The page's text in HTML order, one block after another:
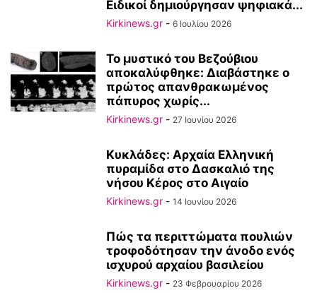
Ειδικοί δημιούργησαν ψηφιακά...
Kirkinews.gr - 6 Ιουλίου 2026
Το μυστικό του Βεζούβιου
αποκαλύφθηκε: Διαβάστηκε ο
πρώτος απανθρακωμένος
πάπυρος χωρίς...
Kirkinews.gr - 27 Ιουνίου 2026
Κυκλάδες: Αρχαία Ελληνική
πυραμίδα στο Δασκαλιό της
νήσου Κέρος στο Αιγαίο
Kirkinews.gr - 14 Ιουνίου 2026
Πώς τα περιττώματα πουλιών
τροφοδότησαν την άνοδο ενός
ισχυρού αρχαίου βασιλείου
Kirkinews.gr - 23 Φεβρουαρίου 2026